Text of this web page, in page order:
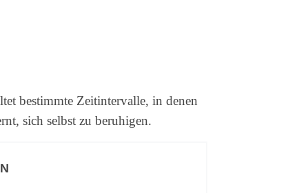
bestimmte Zeitintervalle, in denen
sich selbst zu beruhigen.